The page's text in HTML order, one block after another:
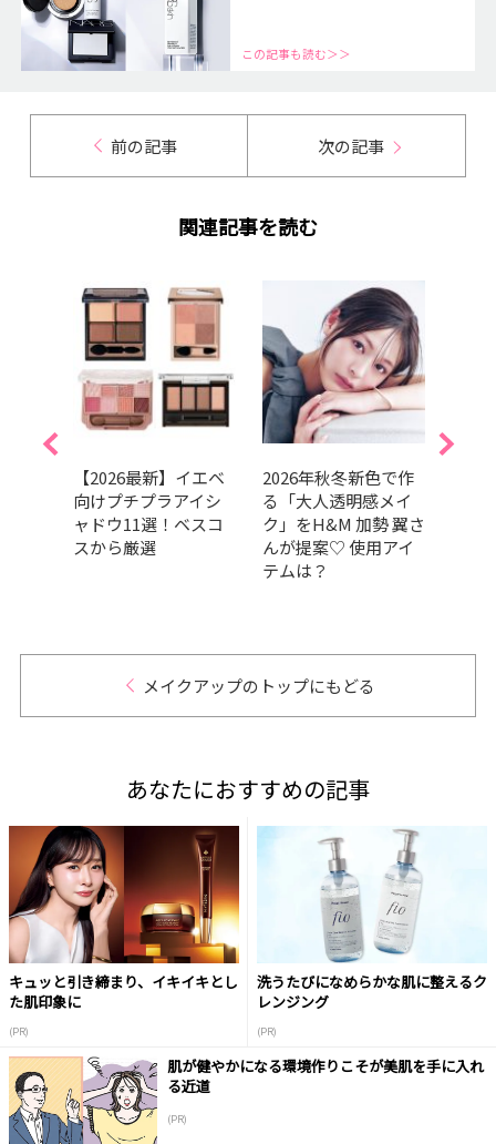
この記事も読む＞＞
前の記事 次の記事
関連記事を読む
【2026最新】イエベ
向けプチプラアイシ
ャドウ11選！ベスコ
スから厳選
2026年秋冬新色で作
る「大人透明感メイ
ク」をH&M 加勢 翼さ
んが提案♡ 使用アイ
テムは？
メイクアップのトップにもどる
あなたにおすすめの記事
キュッと引き締まり、イキイキとし
た肌印象に
(PR)
洗うたびになめらかな肌に整えるク
レンジング
(PR)
肌が健やかになる環境作りこそが美肌を手に入れ
る近道
(PR)